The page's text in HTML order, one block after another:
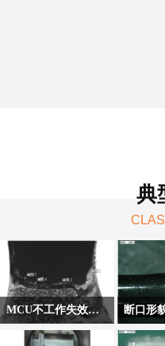
典
MCU不工作失效分析案例
在对电路板上MCU的电
断口是材